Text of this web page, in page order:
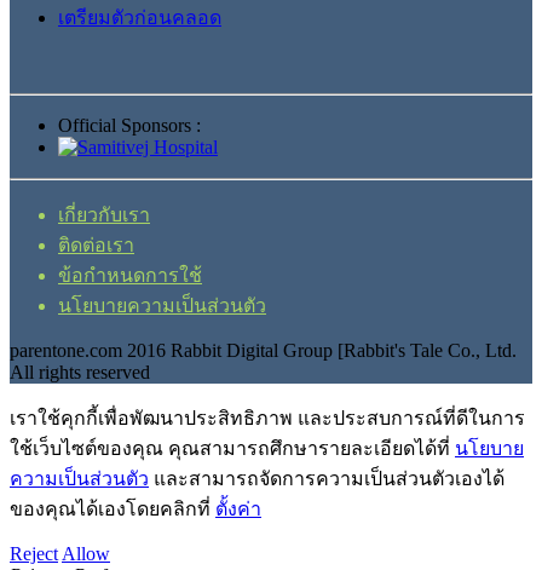
เตรียมตัวก่อนคลอด
Official Sponsors :
เกี่ยวกับเรา
ติดต่อเรา
ข้อกำหนดการใช้
นโยบายความเป็นส่วนตัว
parentone.com 2016 Rabbit Digital Group [Rabbit's Tale Co., Ltd.
All rights reserved
เราใช้คุกกี้เพื่อพัฒนาประสิทธิภาพ และประสบการณ์ที่ดีในการ
ใช้เว็บไซต์ของคุณ คุณสามารถศึกษารายละเอียดได้ที่ นโยบาย
ความเป็นส่วนตัว และสามารถจัดการความเป็นส่วนตัวเองได้
ของคุณได้เองโดยคลิกที่ ตั้งค่า
Reject Allow